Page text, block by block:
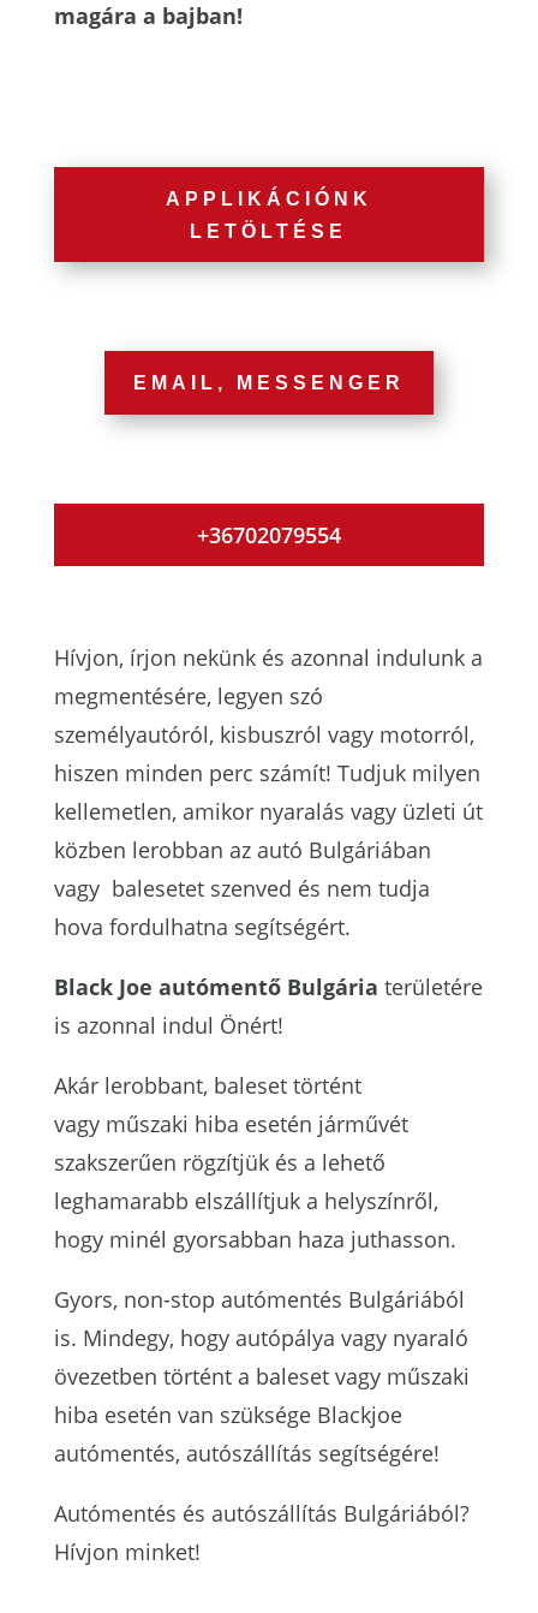
magára a bajban!
APPLIKÁCIÓNK
LETÖLTÉSE
EMAIL, MESSENGER
+36702079554
Hívjon, írjon nekünk és azonnal indulunk a
megmentésére, legyen szó
személyautóról, kisbuszról vagy motorról,
hiszen minden perc számít! Tudjuk milyen
kellemetlen, amikor nyaralás vagy üzleti út
közben lerobban az autó Bulgáriában
vagy balesetet szenved és nem tudja
hova fordulhatna segítségért.
Black Joe autómentő Bulgária területére
is azonnal indul Önért!
Akár lerobbant, baleset történt
vagy műszaki hiba esetén járművét
szakszerűen rögzítjük és a lehető
leghamarabb elszállítjuk a helyszínről,
hogy minél gyorsabban haza juthasson.
Gyors, non-stop autómentés Bulgáriából
is. Mindegy, hogy autópálya vagy nyaraló
övezetben történt a baleset vagy műszaki
hiba esetén van szüksége Blackjoe
autómentés, autószállítás segítségére!
Autómentés és autószállítás Bulgáriából?
Hívjon minket!